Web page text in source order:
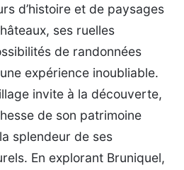
d’histoire et de paysages
ses ruelles
de randonnées
expérience inoubliable.
invite à la découverte,
de son patrimoine
splendeur de ses
En explorant Bruniquel,